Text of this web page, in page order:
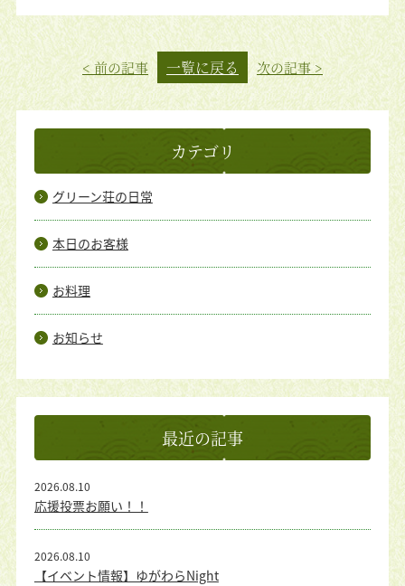
< 前の記事 一覧に戻る 次の記事 >
カテゴリ
グリーン荘の日常
本日のお客様
お料理
お知らせ
最近の記事
応援投票お願い！！
2026.08.10
【イベント情報】ゆがわらNight
2026.08.10